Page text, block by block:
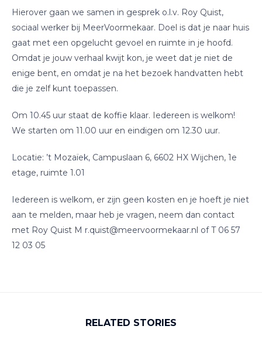
Hierover gaan we samen in gesprek o.l.v. Roy Quist,
sociaal werker bij MeerVoormekaar. Doel is dat je naar huis
gaat met een opgelucht gevoel en ruimte in je hoofd.
Omdat je jouw verhaal kwijt kon, je weet dat je niet de
enige bent, en omdat je na het bezoek handvatten hebt
die je zelf kunt toepassen.
Om 10.45 uur staat de koffie klaar. Iedereen is welkom!
We starten om 11.00 uur en eindigen om 12.30 uur.
Locatie: ’t Mozaïek, Campuslaan 6, 6602 HX Wijchen, 1e
etage, ruimte 1.01
Iedereen is welkom, er zijn geen kosten en je hoeft je niet
aan te melden, maar heb je vragen, neem dan contact
met Roy Quist M r.quist@meervoormekaar.nl of T 06 57
12 03 05
RELATED STORIES